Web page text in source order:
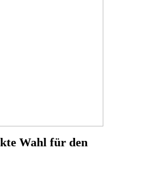
Wahl für den